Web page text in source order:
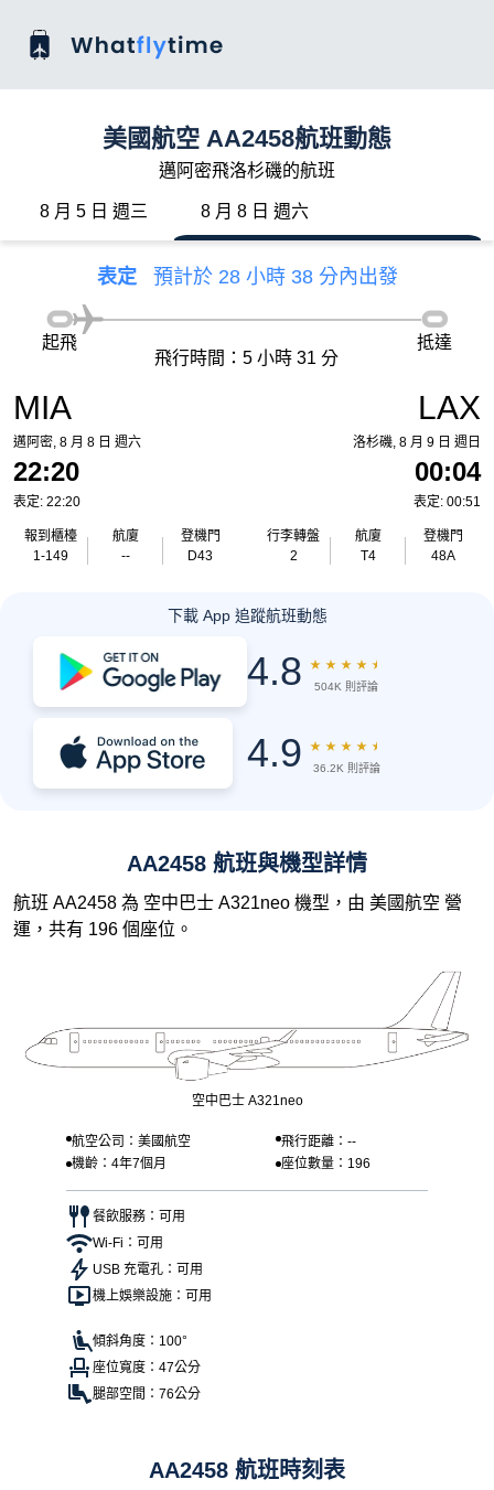
美國航空 AA2458航班動態
邁阿密飛洛杉磯的航班
8 月 5 日 週三 8 月 8 日 週六
表定 預計於 28 小時 38 分內出發
MIA
邁阿密, 8 月 8 日 週六
22:20
表定: 22:20
報到櫃檯
1-149
航廈
--
登機門
D43
起飛
飛行時間：5 小時 31 分
抵達
LAX
洛杉磯, 8 月 9 日 週日
00:04
表定: 00:51
行李轉盤
2
航廈
T4
登機門
48A
下載 App 追蹤航班動態
4.8 ★ ★ ★ ★ ★
504K 則評論
4.9 ★ ★ ★ ★ ★
36.2K 則評論
AA2458 航班與機型詳情
航班 AA2458 為 空中巴士 A321neo 機型，由 美國航空 營
運，共有 196 個座位。
空中巴士 A321neo
航空公司：美國航空
飛行距離：--
機齡：4年7個月
座位數量：196
餐飲服務：可用
Wi-Fi：可用
USB 充電孔：可用
機上娛樂設施：可用
傾斜角度：100°
座位寬度：47公分
腿部空間：76公分
AA2458 航班時刻表